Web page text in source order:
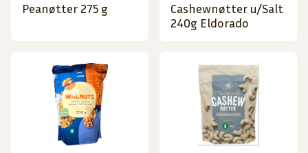
Peanøtter 275 g
Cashewnøtter u/Salt
240g Eldorado